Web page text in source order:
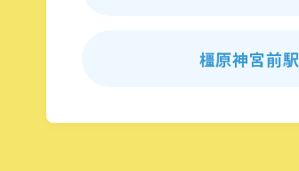
橿原神宮前駅